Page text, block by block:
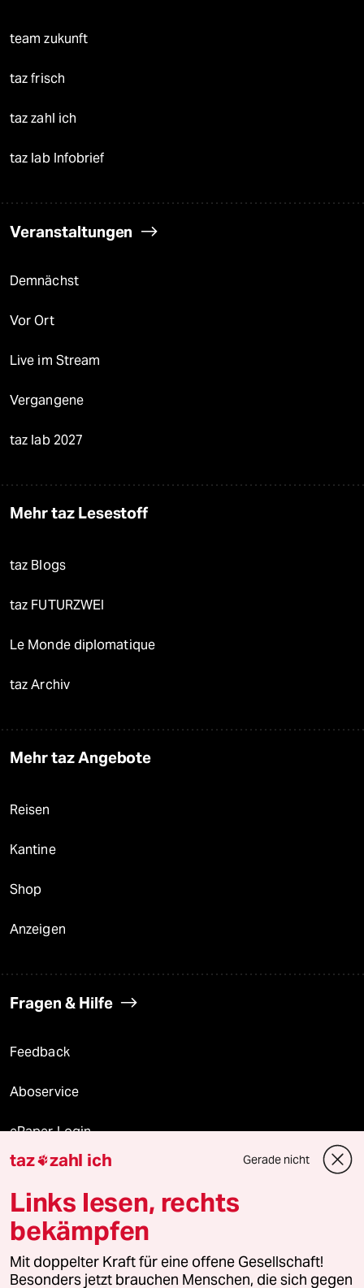
team zukunft
taz frisch
taz zahl ich
taz lab Infobrief
Veranstaltungen
Demnächst
Vor Ort
Live im Stream
Vergangene
taz lab 2027
Mehr taz Lesestoff
taz Blogs
taz FUTURZWEI
Le Monde diplomatique
taz Archiv
Mehr taz Angebote
Reisen
Kantine
Shop
Anzeigen
Fragen & Hilfe
Feedback
Aboservice
ePaper Login
Downloads für Abonnierende
© 2026 taz Verlags und Vertriebs GmbH
Alle Rechte vorbehalten. Bei rechtlichen Fragen oder für Genehmigungen
wenden Sie sich bitte an
lizenzen@taz.de
taz zahl ich Gerade nicht
Links lesen, rechts
bekämpfen
Mit doppelter Kraft für eine offene Gesellschaft!
Besonders jetzt brauchen Menschen, die sich gegen